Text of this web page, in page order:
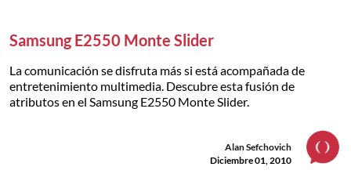
Samsung E2550 Monte Slider
La comunicación se disfruta más si está acompañada de
entretenimiento multimedia. Descubre esta fusión de
atributos en el Samsung E2550 Monte Slider.
Alan Sefchovich
Diciembre 01, 2010